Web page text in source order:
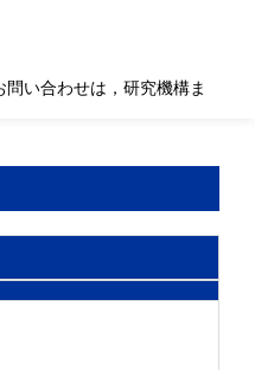
問い合わせは，研究機構ま